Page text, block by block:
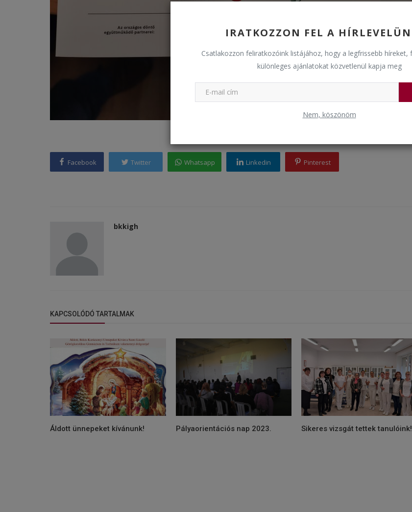
IRATKOZZON FEL A
Csatlakozzon feliratkozóink listájához, hogy a legfrissebb híreket,
különleges ajánlatokat közvetlenül kapja meg
Nem, köszönöm
Facebook Twitter Whatsapp Linkedin Pinterest
bkkigh
KAPCSOLÓDÓ TARTALMAK
Áldott ünnepeket kívánunk! Pályaorientációs nap 2023. Sikeres vizsgát tettek tanulóink!